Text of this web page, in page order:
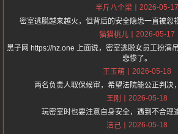
半斤八个梁
2026-05-17
密室逃脱越来越火，但背后的安全隐患一直被忽
猫猫桃儿
2026-05-17
黑子网 https://hz.one 上面说，密室逃脱女员工扮演
悲惨了。
王玉萌
2026-05-18
两名负责人取保候审，希望法院能公正判决
王刚
2026-05-18
玩密室时也要注意自身安全，遇到不合理
洁己
2026-05-18